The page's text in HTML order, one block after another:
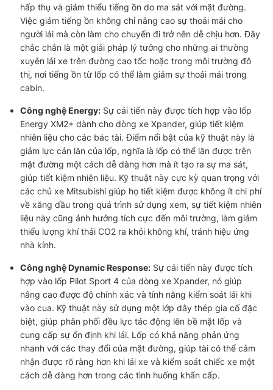
hấp thụ và giảm thiểu tiếng ồn do ma sát với mặt đường.
Việc giảm tiếng ồn không chỉ nâng cao sự thoải mái cho
người lái mà còn làm cho chuyến đi trở nên dễ chịu hơn. Đây
chắc chắn là một giải pháp lý tưởng cho những ai thường
xuyên lái xe trên đường cao tốc hoặc trong môi trường đô
thị, nơi tiếng ồn từ lốp có thể làm giảm sự thoải mái trong
cabin.
Công nghệ Energy: Sự cải tiến này được tích hợp vào lốp
Energy XM2+ dành cho dòng xe Xpander, giúp tiết kiệm
nhiên liệu cho các bác tài. Điểm nổi bật của kỹ thuật này là
giảm lực cản lăn của lốp, nghĩa là lốp có thể lăn được trên
mặt đường một cách dễ dàng hơn mà ít tạo ra sự ma sát,
giúp tiết kiệm nhiên liệu. Kỹ thuật này cực kỳ quan trọng với
các chủ xe Mitsubishi giúp họ tiết kiệm được không ít chi phí
về xăng dầu trong quá trình sử dụng xem, sự tiết kiệm nhiên
liệu này cũng ảnh hưởng tích cực đến môi trường, làm giảm
thiểu lượng khí thải CO2 ra khỏi không khí, tránh hiệu ứng
nhà kính.
Công nghệ Dynamic Response: Sự cải tiến này được tích
hợp vào lốp Pilot Sport 4 của dòng xe Xpander, nó giúp
nâng cao được độ chính xác và tính năng kiểm soát lái khi
vào cua. Kỹ thuật này sử dụng một lớp dây thép gia cố đặc
biệt, giúp phân phối đều lực tác động lên bề mặt lốp và
cung cấp sự ổn định khi lái. Lốp có khả năng phản ứng
nhanh với các thay đổi của mặt đường, giúp tài có thể cảm
nhận được rõ ràng hơn khi lái xe và kiểm soát chiếc xe một
cách dễ dàng hơn trong các tình huống khẩn cấp.